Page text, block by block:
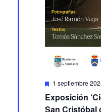
Featured
1 septiembre
Exposición
San Cristóbal